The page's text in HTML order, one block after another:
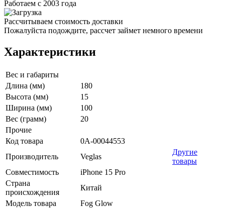
Работаем с 2003 года
Рассчитываем стоимость доставки
Пожалуйста подождите, рассчет займет немного времени
Характеристики
Вес и габариты
Длина (мм)
180
Высота (мм)
15
Ширина (мм)
100
Вес (грамм)
20
Прочие
Код товара
0А-00044553
Производитель
Veglas
Другие
товары
Совместимость
iPhone 15 Pro
Страна
происхождения
Китай
Модель товара
Fog Glow